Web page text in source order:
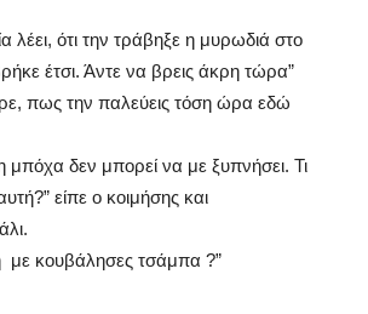
λέει, ότι την τράβηξε η μυρωδιά στο
έτσι. Άντε να βρεις άκρη τώρα”
πως την παλεύεις τόση ώρα εδώ
μπόχα δεν μπορεί να με ξυπνήσει. Τι
είπε ο κοιμήσης και
με κουβάλησες τσάμπα ?”